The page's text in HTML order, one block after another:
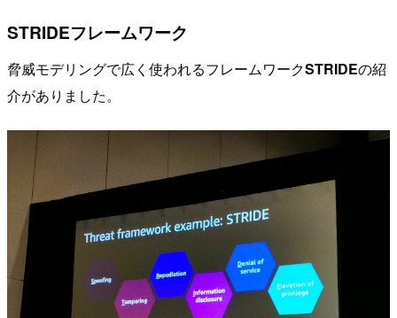
STRIDEフレームワーク
脅威モデリングで広く使われるフレームワークSTRIDEの紹
介がありました。